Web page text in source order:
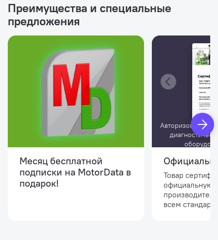
Преимущества и специальные
предложения
Месяц бесплатной
подписки на MotorData в
подарок!
Авторизованный
Товар
официальную
всем